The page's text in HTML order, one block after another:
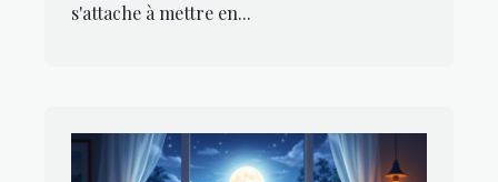
s'attache à mettre en...